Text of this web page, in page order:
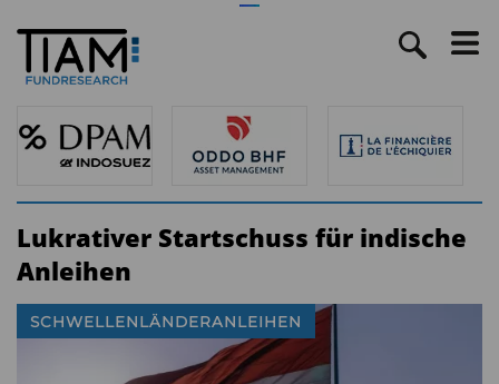
Lukrativer Startschuss für indische
Anleihen
SCHWELLENLÄNDERANLEIHEN